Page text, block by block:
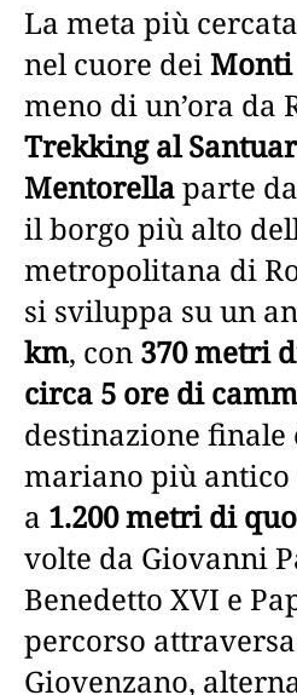
La meta più
nel cuore dei
meno di un’ora da
Trekking al
Mentorellaparte da
il borgo più alto
metropolitana di
si sviluppa su un
km, con 370 metri
circa 5 ore di
destinazione
mariano più antico
a 1.200 metri di
volte da Giovanni
Benedetto XVI e
percorso
Giovenzano,